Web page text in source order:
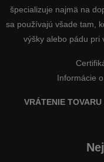
špecializuje najmä na
sa používajú všade tam,
výšky alebo pádu pri
Informácie
VRÁTENIE